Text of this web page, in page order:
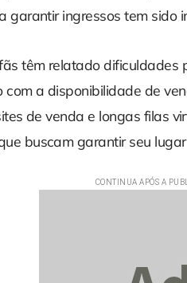
garantir ingressos tem sido
têm relatado dificuldades
com a disponibilidade de
de venda e longas filas
buscam garantir seu